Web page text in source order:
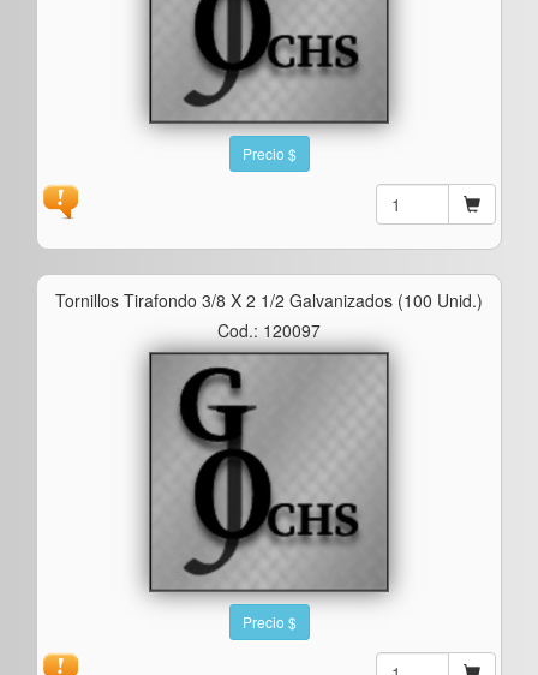
Precio $
Tornillos Tirafondo 3/8 X 2 1/2 Galvanizados (100 Unid.)
Cod.: 120097
Precio $